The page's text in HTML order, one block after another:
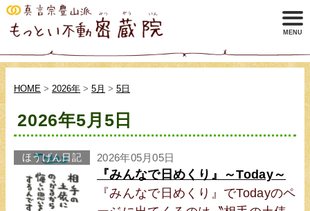
HOME > 2026年 > 5月 > 5日
2026年5月5日
ほうげん日記 2026年05月05日
『みんなで日めくり』～Today～
『みんなで日めくり』でTodayのペ